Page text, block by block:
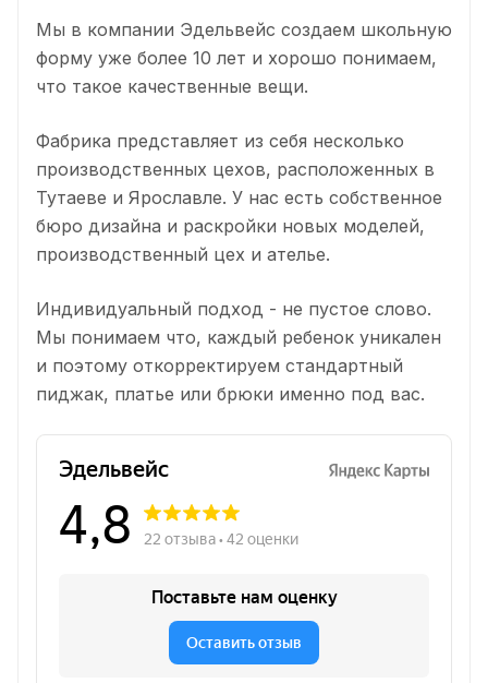
Мы в компании Эдельвейс создаем школьную
форму уже более 10 лет и хорошо понимаем,
что такое качественные вещи.
Фабрика представляет из себя несколько
производственных цехов, расположенных в
Тутаеве и Ярославле. У нас есть собственное
бюро дизайна и раскройки новых моделей,
производственный цех и ателье.
Индивидуальный подход - не пустое слово.
Мы понимаем что, каждый ребенок уникален
и поэтому откорректируем стандартный
пиджак, платье или брюки именно под вас.